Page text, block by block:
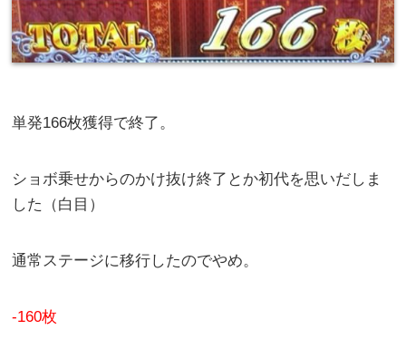
単発166枚獲得で終了。
ショボ乗せからのかけ抜け終了とか初代を思いだしま
した（白目）
通常ステージに移行したのでやめ。
-160枚